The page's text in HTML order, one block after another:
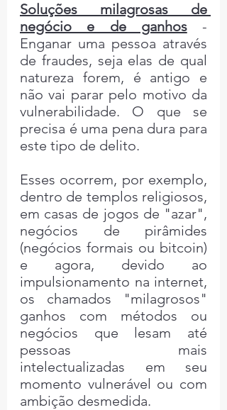
Soluções milagrosas de
negócio e de ganhos
-
Enganar uma pessoa através
de fraudes, seja elas de qual
natureza forem, é antigo e
não vai parar pelo motivo da
vulnerabilidade. O que se
precisa é uma pena dura para
este tipo de delito.
Esses ocorrem, por exemplo,
dentro de templos religiosos,
em casas de jogos de "azar",
negócios de pirâmides
(negócios formais ou bitcoin)
e agora, devido ao
impulsionamento na internet,
os chamados "milagrosos"
ganhos com métodos ou
negócios que lesam até
pessoas mais
intelectualizadas em seu
momento vulnerável ou com
ambição desmedida.